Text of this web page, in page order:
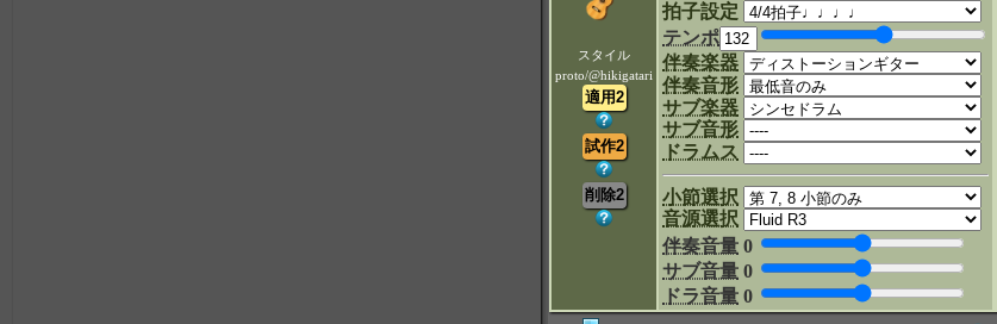
スタイル
proto/@hikigatari
拍子設定
テンポ
伴奏楽器
伴奏音形
サブ楽器
サブ音形
ドラムス
小節選択
音源選択
伴奏音量 0
サブ音量 0
ドラ音量 0